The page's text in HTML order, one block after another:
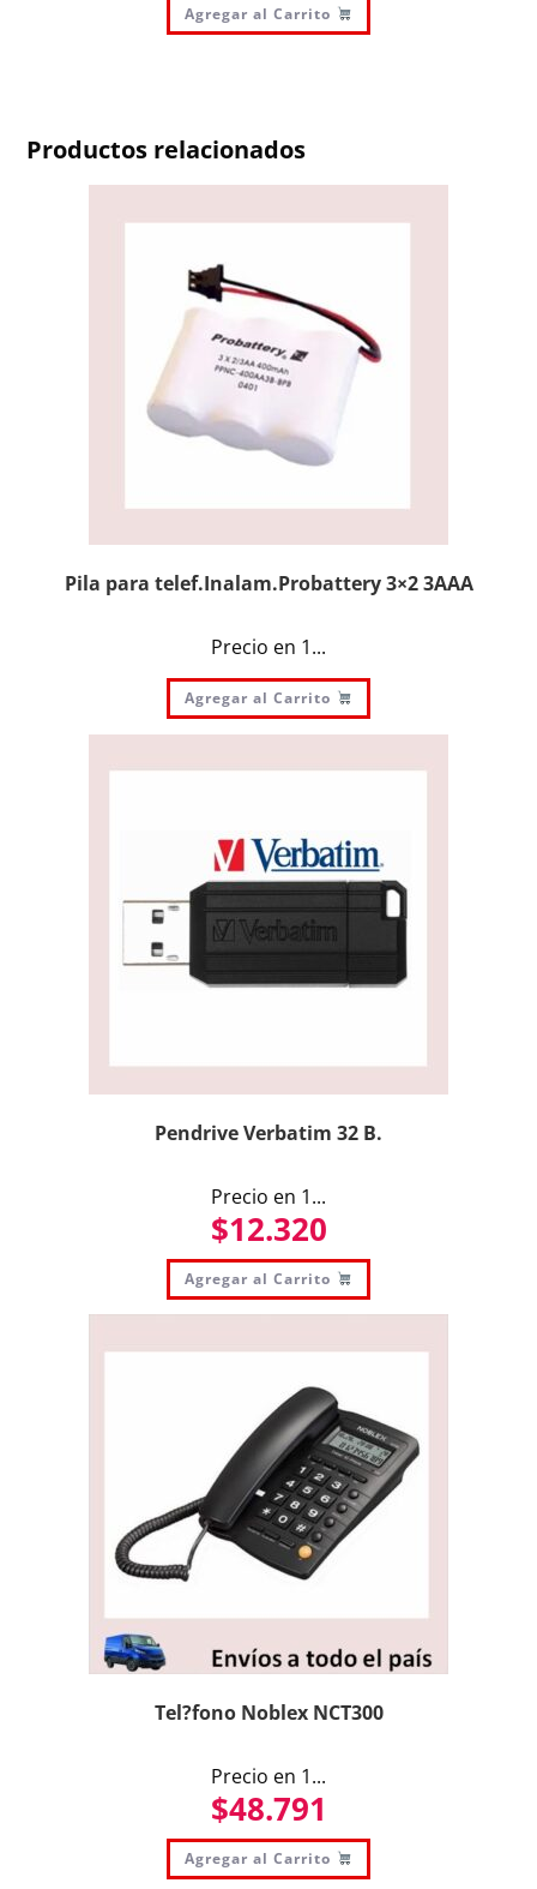
Agregar al Carrito
Productos relacionados
Pila para telef.Inalam.Probattery 3×2 3AAA
Precio en 1...
Agregar al Carrito
Pendrive Verbatim 32 B.
Precio en 1...
$12.320
Agregar al Carrito
Tel?fono Noblex NCT300
Precio en 1...
$48.791
Agregar al Carrito